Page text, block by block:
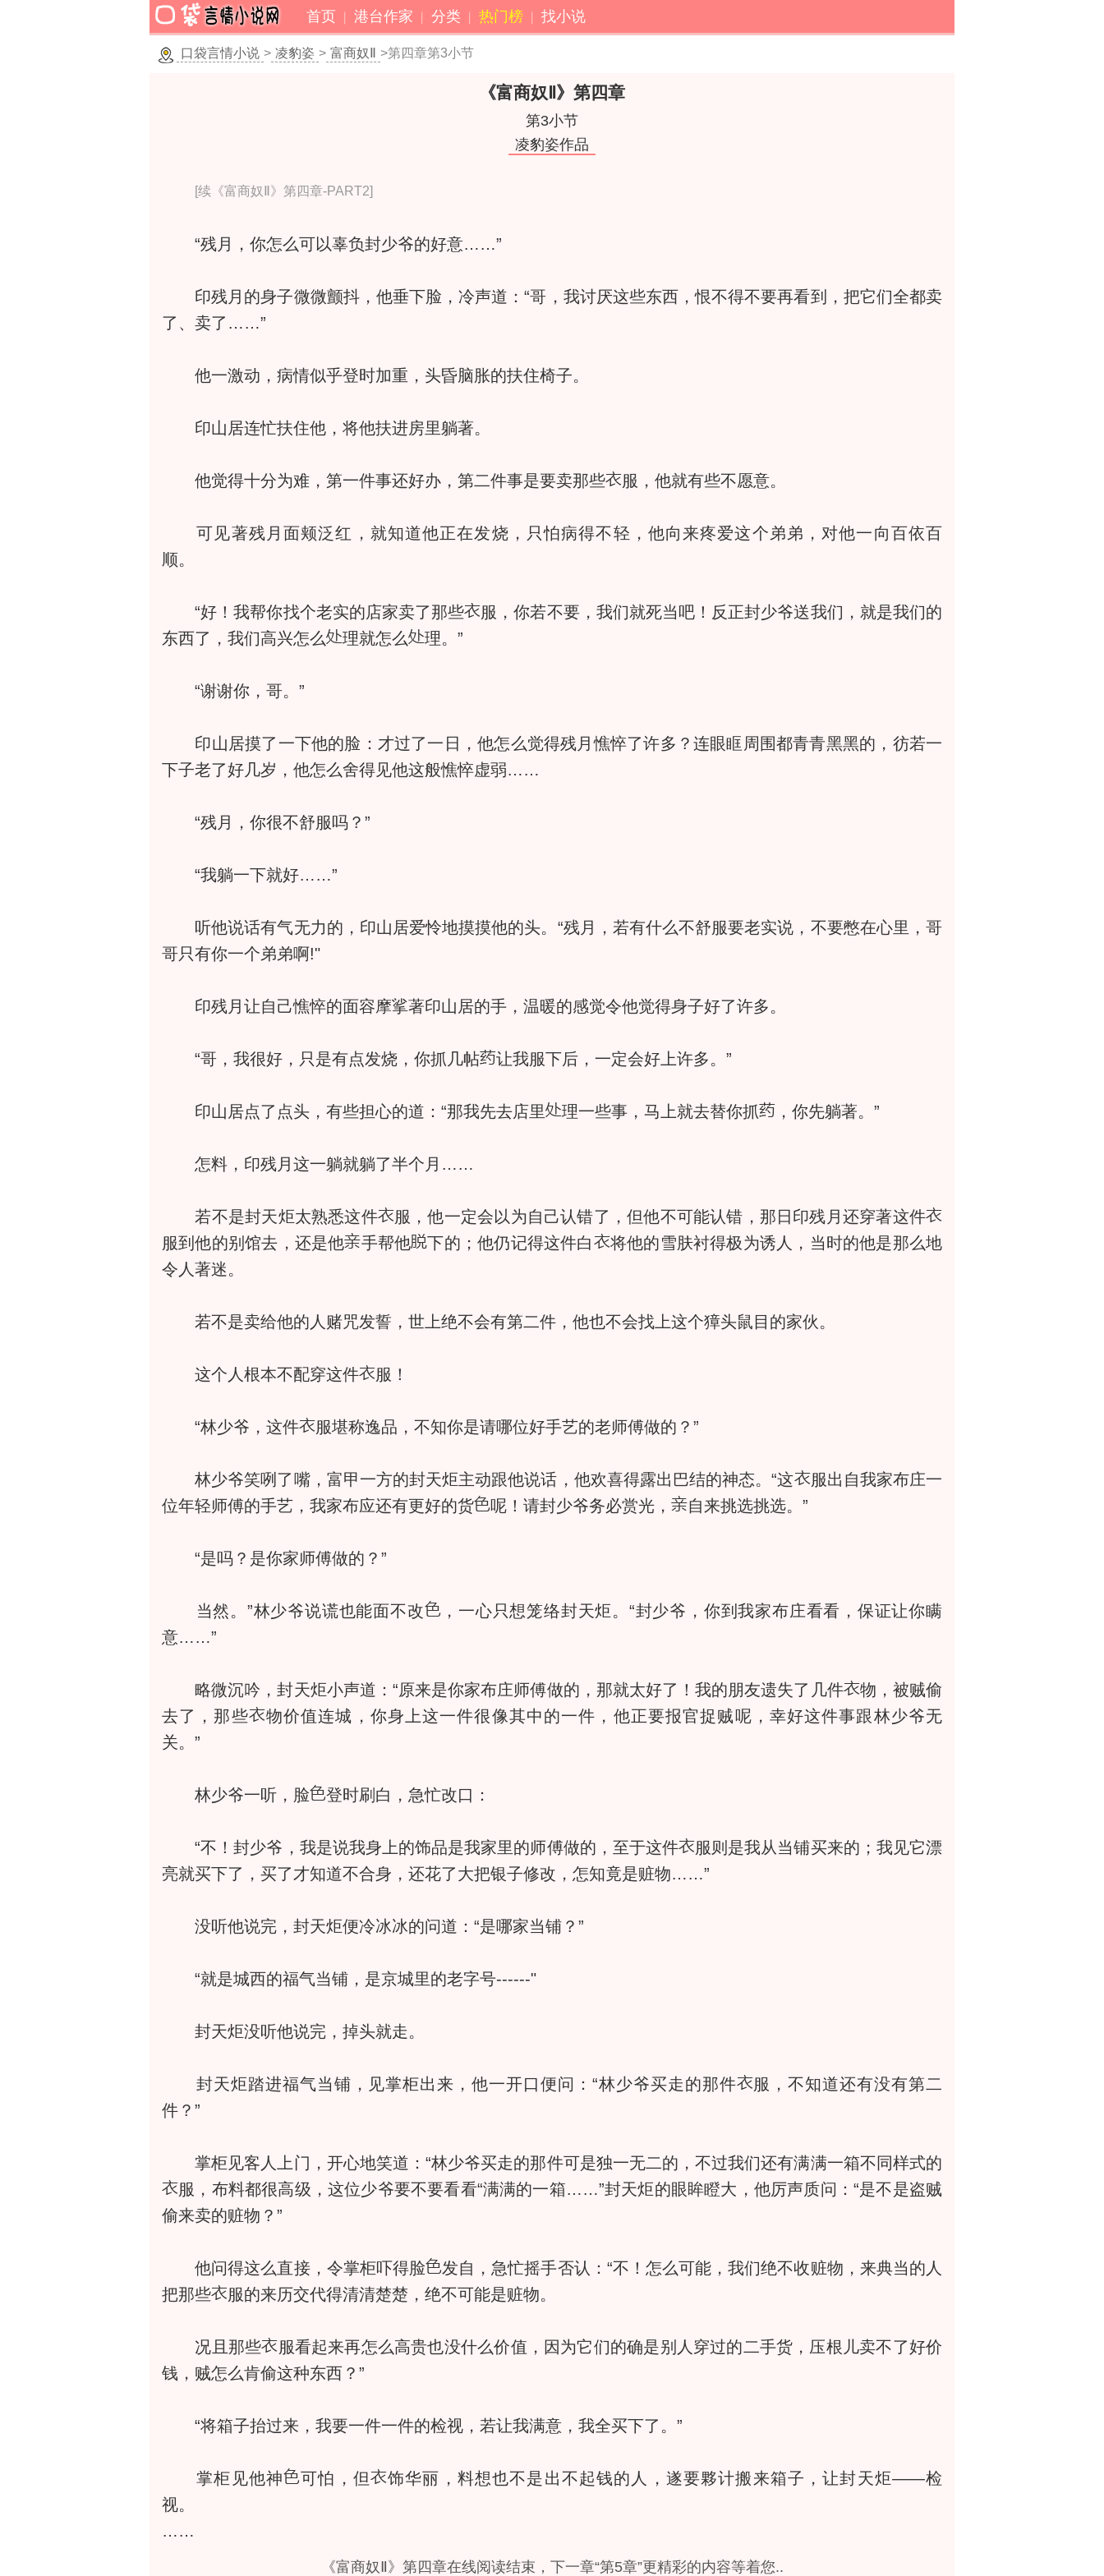
首页 港台作家 分类 热门榜 找小说
口袋言情小说 > 凌豹姿 > 富商奴Ⅱ >第四章第3小节
《富商奴Ⅱ》 第四章
第3小节
凌豹姿作品
[续《富商奴Ⅱ》第四章-PART2]
“残月，你怎么可以辜负封少爷的好意……”
印残月的身子微微颤抖，他垂下脸，冷声道：“哥，我讨厌这些东西，恨不得不要再看到，把它们全都卖
了、卖了……”
他一激动，病情似乎登时加重，头昏脑胀的扶住椅子。
印山居连忙扶住他，将他扶进房里躺著。
他觉得十分为难，第一件事还好办，第二件事是要卖那些 服，他就有些不愿意。
可见著残月面颊泛红，就知道他正在发烧，只怕病得不轻，他向来疼爱这个弟弟，对他一向百依百
顺。
“好！我帮你找个老实的店家卖了那些
服，你若不要，我们就死当吧！反正封少爷送我们，就是我们的
东西了，我们高兴怎么
理就怎么 理。”
“谢谢你，哥。”
印山居摸了一下他的脸：才过了一日，他怎么觉得残月憔悴了许多？连眼眶周围都青青黑黑的，彷若一
下子老了好几岁，他怎么舍得见他这般憔悴虚弱……
“残月，你很不舒服吗？”
“我躺一下就好……”
听他说话有气无力的，印山居爱怜地摸摸他的头。“残月，若有什么不舒服要老实说，不要憋在心里，哥
哥只有你一个弟弟啊!"
印残月让自己憔悴的面容摩挲著印山居的手，温暖的感觉令他觉得身子好了许多。
“哥，我很好，只是有点发烧，你抓几帖 让我服下后，一定会好上许多。”
印山居点了点头，有些担心的道：“那我先去店里 理一些事，马上就去替你抓 ，你先躺著。”
怎料，印残月这一躺就躺了半个月……
若不是封天炬太熟悉这件
服，他一定会以为自己认错了，但他不可能认错，那日印残月还穿著这件
服到他的别馆去，还是他
手帮他 下的；他仍记得这件白
将他的雪肤衬得极为诱人，当时的他是那么地
令人著迷。
若不是卖给他的人赌咒发誓，世上绝不会有第二件，他也不会找上这个獐头鼠目的家伙。
这个人根本不配穿这件 服！
“林少爷，这件 服堪称逸品，不知你是请哪位好手艺的老师傅做的？”
林少爷笑咧了嘴，富甲一方的封天炬主动跟他说话，他欢喜得露出巴结的神态。“这
服出自我家布庄一
位年轻师傅的手艺，我家布应还有更好的货
呢！请封少爷务必赏光， 自来挑选挑选。”
“是吗？是你家师傅做的？”
当然。”林少爷说谎也能面不改
，一心只想笼络封天炬。“封少爷，你到我家布庄看看，保证让你瞒
意……”
略微沉吟，封天炬小声道：“原来是你家布庄师傅做的，那就太好了！我的朋友遗失了几件
物，被贼偷
去了，那些
物价值连城，你身上这一件很像其中的一件，他正要报官捉贼呢，幸好这件事跟林少爷无
关。”
林少爷一听，脸 登时刷白，急忙改口：
“不！封少爷，我是说我身上的饰品是我家里的师傅做的，至于这件
服则是我从当铺买来的；我见它漂
亮就买下了，买了才知道不合身，还花了大把银子修改，怎知竟是赃物……”
没听他说完，封天炬便冷冰冰的问道：“是哪家当铺？”
“就是城西的福气当铺，是京城里的老字号------"
封天炬没听他说完，掉头就走。
封天炬踏进福气当铺，见掌柜出来，他一开口便问：“林少爷买走的那件
服，不知道还有没有第二
件？”
掌柜见客人上门，开心地笑道：“林少爷买走的那件可是独一无二的，不过我们还有满满一箱不同样式的
服，布料都很高级，这位少爷要不要看看“满满的一箱……”封天炬的眼眸瞪大，他厉声质问：“是不是盗贼
偷来卖的赃物？”
他问得这么直接，令掌柜吓得脸
发自，急忙摇手否认：“不！怎么可能，我们绝不收赃物，来典当的人
把那些
服的来历交代得清清楚楚，绝不可能是赃物。
况且那些
服看起来再怎么高贵也没什么价值，因为它们的确是别人穿过的二手货，压根儿卖不了好价
钱，贼怎么肯偷这种东西？”
“将箱子抬过来，我要一件一件的检视，若让我满意，我全买下了。”
掌柜见他神 可怕，但
饰华丽，料想也不是出不起钱的人，遂要夥计搬来箱子，让封天炬——检
视。
……
《富商奴Ⅱ》第四章在线阅读结束，下一章“第5章”更精彩的内容等着您..